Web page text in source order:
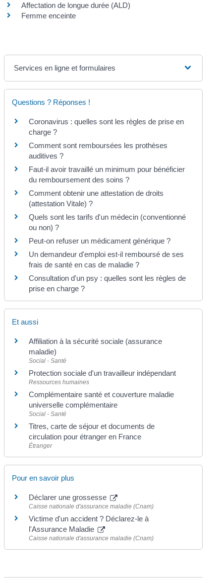
Affectation de longue durée (ALD)
Femme enceinte
Services en ligne et formulaires
Questions ? Réponses !
Coronavirus : quelles sont les règles de prise en
charge ?
Comment sont remboursées les prothèses
auditives ?
Faut-il avoir travaillé un minimum pour bénéficier
du remboursement des soins ?
Comment obtenir une attestation de droits
(attestation Vitale) ?
Quels sont les tarifs d'un médecin (conventionné
ou non) ?
Peut-on refuser un médicament générique ?
Un demandeur d'emploi est-il remboursé de ses
frais de santé en cas de maladie ?
Consultation d'un psy : quelles sont les règles de
prise en charge ?
Et aussi
Affiliation à la sécurité sociale (assurance
maladie)
Social - Santé
Protection sociale d'un travailleur indépendant
Ressources humaines
Complémentaire santé et couverture maladie
universelle complémentaire
Social - Santé
Titres, carte de séjour et documents de
circulation pour étranger en France
Étranger
Pour en savoir plus
Déclarer une grossesse
Caisse nationale d'assurance maladie (Cnam)
Victime d'un accident ? Déclarez-le à
l'Assurance Maladie
Caisse nationale d'assurance maladie (Cnam)